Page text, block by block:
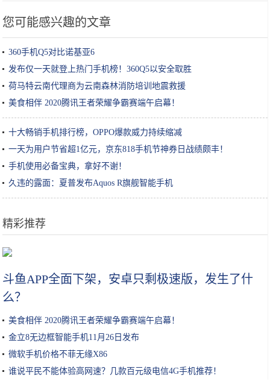
您可能感兴趣的文章
360手机Q5对比诺基亚6
发布仅一天就登上热门手机榜！360Q5以安全取胜
荷马特云南代理商为云南森林消防培训地震救援
美食相伴 2020腾讯王者荣耀争霸赛端午启幕！
十大畅销手机排行榜，OPPO爆款威力持续缩减
一天为用户节省超1亿元，京东818手机节神券日战绩颇丰！
手机使用必备宝典，拿好不谢！
久违的露面：夏普发布Aquos R旗舰智能手机
精彩推荐
斗鱼APP全面下架，安卓只剩极速版，发生了什
么？
美食相伴 2020腾讯王者荣耀争霸赛端午启幕！
金立8无边框智能手机11月26日发布
微软手机价格不菲无缘X86
谁说平民不能体验高网速？几款百元级电信4G手机推荐！